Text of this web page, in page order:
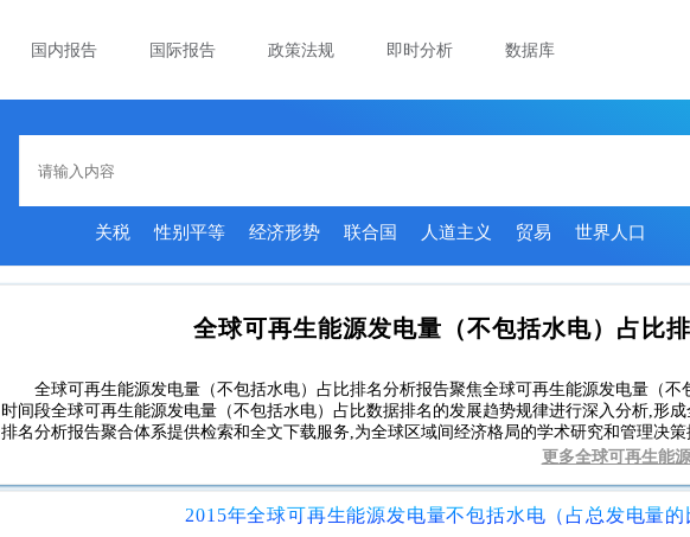
国内报告 国际报告 政策法规 即时分析 数据库
关税 性别平等 经济形势 联合国 人道主义 贸易 世界人口
全球可再生能源发电量（不包括水电）占比
全球可再生能源发电量（不包括水电）占比排名分析报告聚焦全球可再生能源发电量（不
时间段全球可再生能源发电量（不包括水电）占比数据排名的发展趋势规律进行深入分析,形
排名分析报告聚合体系提供检索和全文下载服务,为全球区域间经济格局的学术研究和管理决
更多全球可再生能
2015年全球可再生能源发电量不包括水电（占总发电量